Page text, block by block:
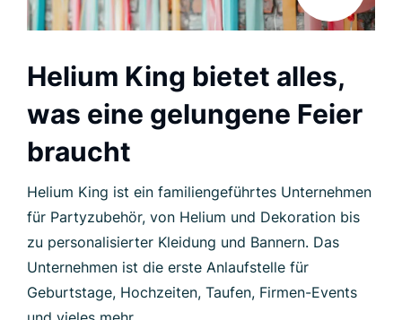
Helium King bietet alles,
was eine gelungene Feier
braucht
Helium King ist ein familiengeführtes Unternehmen
für Partyzubehör, von Helium und Dekoration bis
zu personalisierter Kleidung und Bannern. Das
Unternehmen ist die erste Anlaufstelle für
Geburtstage, Hochzeiten, Taufen, Firmen-Events